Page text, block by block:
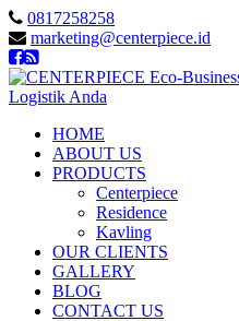
0817258258
marketing@centerpiece.id
HOME
ABOUT US
PRODUCTS
Centerpiece
Residence
Kavling
OUR CLIENTS
GALLERY
BLOG
CONTACT US